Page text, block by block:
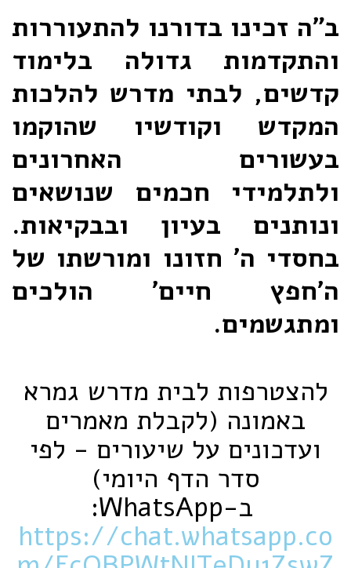
ב"ה זכינו בדורנו להתעוררות
והתקדמות גדולה בלימוד
קדשים, לבתי מדרש להלכות
המקדש וקודשיו שהוקמו
בעשורים האחרונים
ולתלמידי חכמים שנושאים
ונותנים בעיון ובבקיאות.
בחסדי ה' חזונו ומורשתו של
ה'חפץ חיים' הולכים
ומתגשמים.
להצטרפות לבית מדרש גמרא
באמונה (לקבלת מאמרים
ועדכונים על שיעורים - לפי
סדר הדף היומי)
ב-‏WhatsApp‏:
https://chat.whatsapp.co